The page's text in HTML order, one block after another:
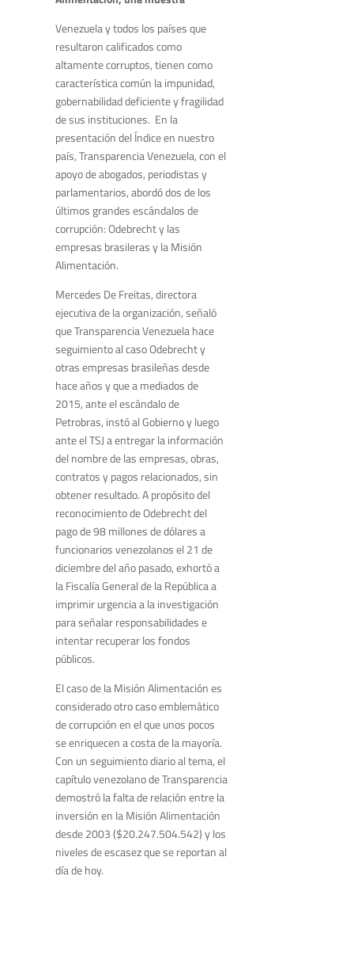
Venezuela y todos los países que
resultaron calificados como
altamente corruptos, tienen como
característica común la impunidad,
gobernabilidad deficiente y fragilidad
de sus instituciones. En la
presentación del Índice en nuestro
país, Transparencia Venezuela, con el
apoyo de abogados, periodistas y
parlamentarios, abordó dos de los
últimos grandes escándalos de
corrupción: Odebrecht y las
empresas brasileras y la Misión
Alimentación.
Mercedes De Freitas, directora
ejecutiva de la organización, señaló
que Transparencia Venezuela hace
seguimiento al caso Odebrecht y
otras empresas brasileñas desde
hace años y que a mediados de
2015, ante el escándalo de
Petrobras, instó al Gobierno y luego
ante el TSJ a entregar la información
del nombre de las empresas, obras,
contratos y pagos relacionados, sin
obtener resultado. A propósito del
reconocimiento de Odebrecht del
pago de 98 millones de dólares a
funcionarios venezolanos el 21 de
diciembre del año pasado, exhortó a
la Fiscalía General de la República a
imprimir urgencia a la investigación
para señalar responsabilidades e
intentar recuperar los fondos
públicos.
El caso de la Misión Alimentación es
considerado otro caso emblemático
de corrupción en el que unos pocos
se enriquecen a costa de la mayoría.
Con un seguimiento diario al tema, el
capítulo venezolano de Transparencia
demostró la falta de relación entre la
inversión en la Misión Alimentación
desde 2003 ($20.247.504.542) y los
niveles de escasez que se reportan al
día de hoy.